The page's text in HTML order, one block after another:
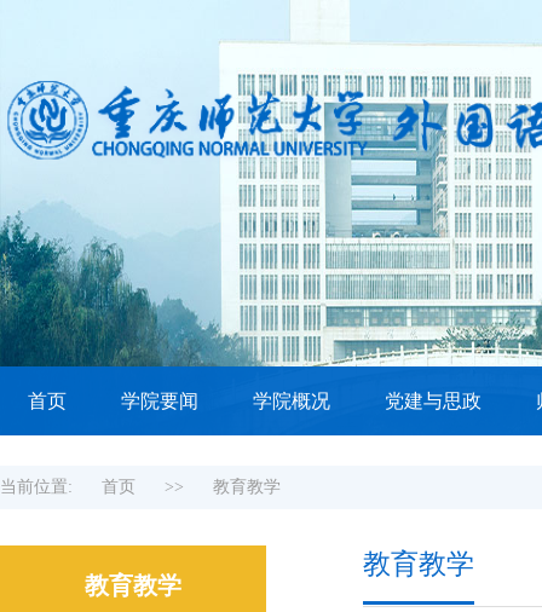
首页 学院要闻 学院概况 党建与思政
当前位置: 首页 >> 教育教学
教育教学
教育教学